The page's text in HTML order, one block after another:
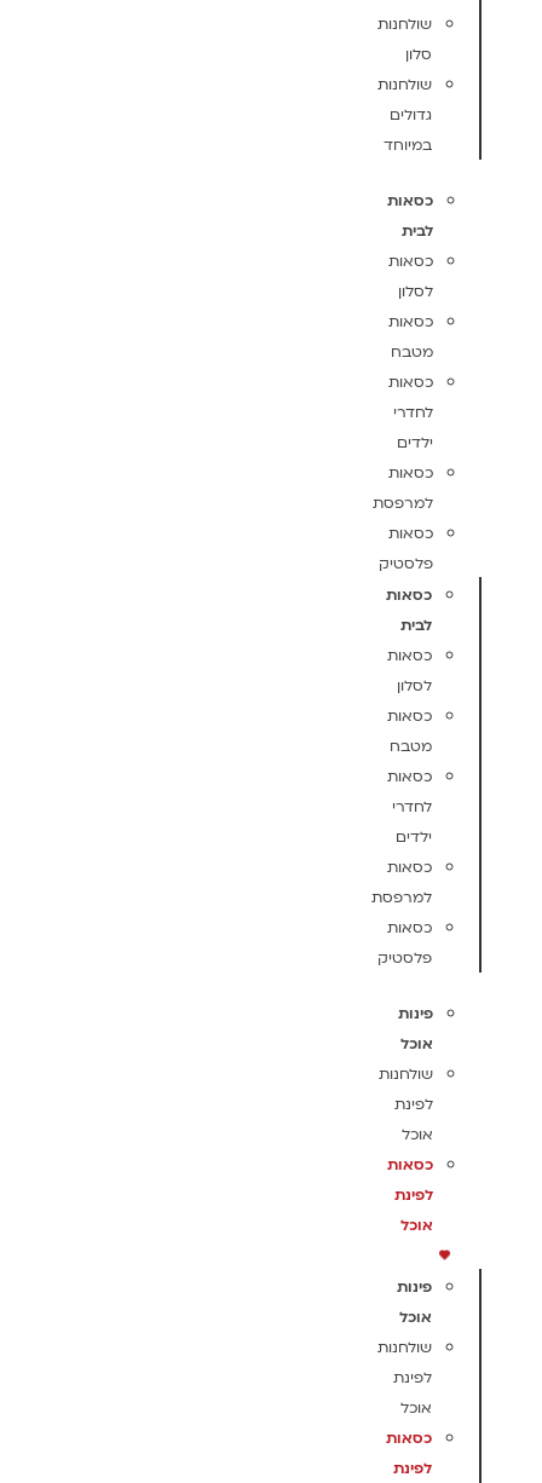
שולחנות
סלון
שולחנות
גדולים
במיוחד
כסאות
לבית
כסאות
לסלון
כסאות
מטבח
כסאות
לחדרי
ילדים
כסאות
למרפסת
כסאות
פלסטיק
כסאות
לבית
כסאות
לסלון
כסאות
מטבח
כסאות
לחדרי
ילדים
כסאות
למרפסת
כסאות
פלסטיק
פינות
אוכל
שולחנות
לפינת
אוכל
כסאות
לפינת
אוכל
פינות
אוכל
שולחנות
לפינת
אוכל
כסאות
לפינת